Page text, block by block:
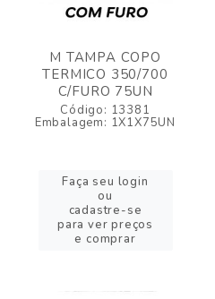
M TAMPA COPO
TERMICO 350/700
C/FURO 75UN
Código: 13381
Embalagem: 1X1X75UN
Faça seu login
ou
cadastre-se
para ver preços
e comprar